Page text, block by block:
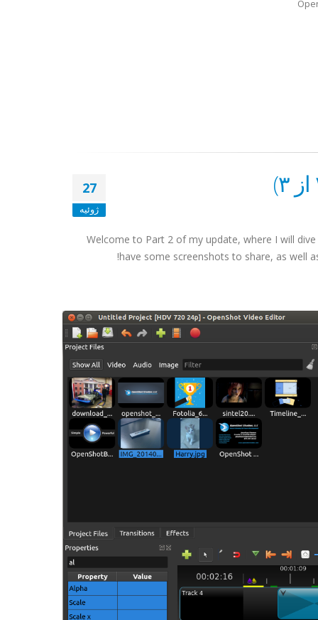
27
ژوئیه
Welcome to Part 2 of my update, where I will
have some screenshots to share, as well